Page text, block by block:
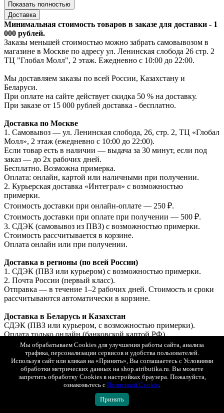
Показать полностью
Доставка
Минимальная стоимость товаров в заказе для доставки - 1
000 рублей.
Заказы меньшей стоимостью можно забрать самовывозом в
магазине в Москве по адресу ул. Ленинская слобода 26 стр. 2
ТЦ "Глобал Молл", 2 этаж. Ежедневно с 10:00 до 22:00.
Мы доставляем заказы по всей России, Казахстану и
Беларуси.
При оплате на сайте действует скидка 50 % на доставку.
При заказе от 15 000 рублей доставка - бесплатно.
Доставка по Москве
1. Самовывоз — ул. Ленинская слобода, 26, стр. 2, ТЦ «Глобал
Молл», 2 этаж (ежедневно с 10:00 до 22:00).
Если товар есть в наличии — выдача за 30 минут, если под
заказ — до 2х рабочих дней.
Бесплатно. Возможна примерка.
Оплата: онлайн, картой или наличными при получении.
2. Курьерская доставка «Интеграл» с возможностью
примерки.
Стоимость доставки при онлайн-оплате — 250 ₽.
Стоимость доставки при оплате при получении — 500 ₽.
3. СДЭК (самовывоз из ПВЗ) с возможностью примерки.
Стоимость рассчитывается в корзине.
Оплата онлайн или при получении.
Доставка в регионы (по всей России)
1. СДЭК (ПВЗ или курьером) с возможностью примерки.
2. Почта России (первый класс).
Отправка — в течение 1–2 рабочих дней. Стоимость и сроки
рассчитываются автоматически в корзине.
Доставка в Беларусь и Казахстан
СДЭК (ПВЗ или курьером, с возможностью примерки).
Оплата только онлайн (банковской картой РФ).
Отправка — в течение 1–2 рабочих дней.
Подробные условия доставки
Показать полностью
Мы обрабатываем Cookies для улучшения работы сайта, анализа
трафика, персонализации сервисов и удобства пользователей.
Используя сайт или кликая на «Принять», Вы соглашаетесь с Условиями
обработки метрических данных на shop.atributika.ru. Вы можете
запретить обработку Cookies в настройках браузера. Пожалуйста,
ознакомьтесь с Политикой Cookie.
Принять